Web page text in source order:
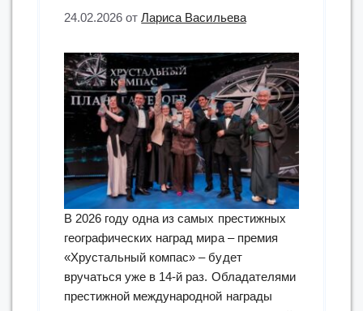
24.02.2026 отЛариса Васильева
В 2026 году одна из самых престижных
географических наград мира – премия
«Хрустальный компас» – будет
вручаться уже в 14-й раз. Обладателями
престижной международной награды